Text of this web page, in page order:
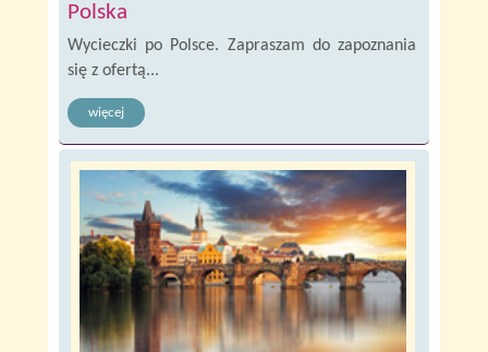
Polska
Wycieczki po Polsce. Zapraszam do zapoznania
się z ofertą...
więcej